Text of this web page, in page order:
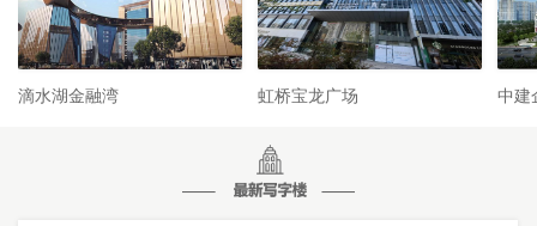
滴水湖金融湾 虹桥宝龙广场 中建